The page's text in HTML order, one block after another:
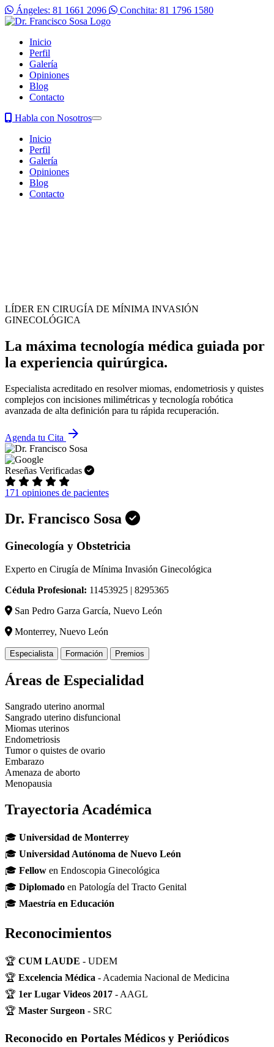
Ángeles: 81 1661 2096 Conchita: 81 1796 1580
Inicio
Perfil
Galería
Opiniones
Blog
Contacto
Habla con Nosotros
Inicio
Perfil
Galería
Opiniones
Blog
Contacto
LÍDER EN CIRUGÍA DE MÍNIMA INVASIÓN
GINECOLÓGICA
La máxima tecnología médica guiada por
la experiencia quirúrgica.
Especialista acreditado en resolver miomas, endometriosis y quistes
complejos con incisiones milimétricas y tecnología robótica
avanzada de alta definición para tu rápida recuperación.
Agenda tu Cita arrow_forward
Reseñas Verificadas
171 opiniones de pacientes
Dr. Francisco Sosa
Ginecología y Obstetricia
Experto en Cirugía de Mínima Invasión Ginecológica
Cédula Profesional: 11453925 | 8295365
San Pedro Garza García, Nuevo León
Monterrey, Nuevo León
Especialista Formación Premios
Áreas de Especialidad
Sangrado uterino anormal
Sangrado uterino disfuncional
Miomas uterinos
Endometriosis
Tumor o quistes de ovario
Embarazo
Amenaza de aborto
Menopausia
Trayectoria Académica
🎓 Universidad de Monterrey
🎓 Universidad Autónoma de Nuevo León
🎓 Fellow en Endoscopia Ginecológica
🎓 Diplomado en Patología del Tracto Genital
🎓 Maestría en Educación
Reconocimientos
🏆 CUM LAUDE - UDEM
🏆 Excelencia Médica - Academia Nacional de Medicina
🏆 1er Lugar Videos 2017 - AAGL
🏆 Master Surgeon - SRC
Reconocido en Portales Médicos y Periódicos